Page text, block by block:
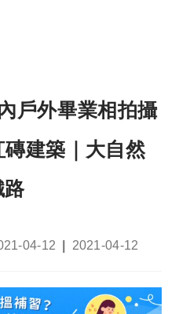
戶外畢業相拍攝
建築｜大自然
路
04-12
Post
2021-04-12